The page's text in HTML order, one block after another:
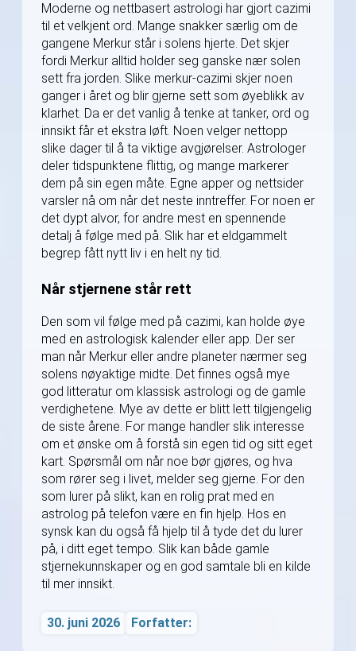
Moderne og nettbasert astrologi har gjort cazimi
til et velkjent ord. Mange snakker særlig om de
gangene Merkur står i solens hjerte. Det skjer
fordi Merkur alltid holder seg ganske nær solen
sett fra jorden. Slike merkur-cazimi skjer noen
ganger i året og blir gjerne sett som øyeblikk av
klarhet. Da er det vanlig å tenke at tanker, ord og
innsikt får et ekstra løft. Noen velger nettopp
slike dager til å ta viktige avgjørelser. Astrologer
deler tidspunktene flittig, og mange markerer
dem på sin egen måte. Egne apper og nettsider
varsler nå om når det neste inntreffer. For noen er
det dypt alvor, for andre mest en spennende
detalj å følge med på. Slik har et eldgammelt
begrep fått nytt liv i en helt ny tid.
Når stjernene står rett
Den som vil følge med på cazimi, kan holde øye
med en astrologisk kalender eller app. Der ser
man når Merkur eller andre planeter nærmer seg
solens nøyaktige midte. Det finnes også mye
god litteratur om klassisk astrologi og de gamle
verdighetene. Mye av dette er blitt lett tilgjengelig
de siste årene. For mange handler slik interesse
om et ønske om å forstå sin egen tid og sitt eget
kart. Spørsmål om når noe bør gjøres, og hva
som rører seg i livet, melder seg gjerne. For den
som lurer på slikt, kan en rolig prat med en
astrolog på telefon være en fin hjelp. Hos en
synsk kan du også få hjelp til å tyde det du lurer
på, i ditt eget tempo. Slik kan både gamle
stjernekunnskaper og en god samtale bli en kilde
til mer innsikt.
30. juni 2026 Forfatter: